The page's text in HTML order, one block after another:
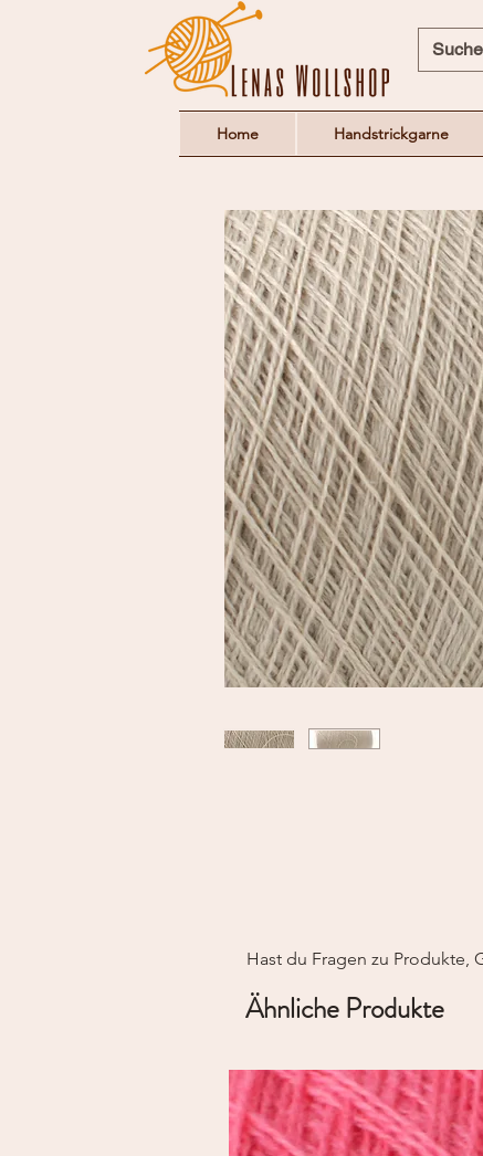
Home Handstrickgarne
Hast du Fragen zu Produkte,
Ähnliche Produkte